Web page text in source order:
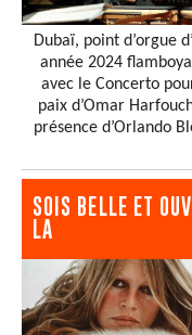
Dubaï, point d’orgue
année 2024
avec le Concerto
paix d’Omar
présence d’Orlando
SOIS BELLE ET
LA